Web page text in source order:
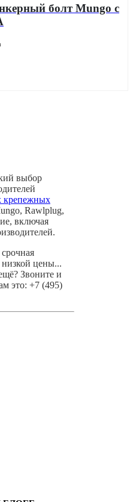
болт Mungo с
выбор
крепежных
Rawlplug,
включая
низкой цены...
Звоните и
это: +7 (495)